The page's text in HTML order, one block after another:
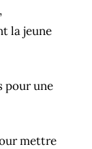
la jeune
pour une
mettre